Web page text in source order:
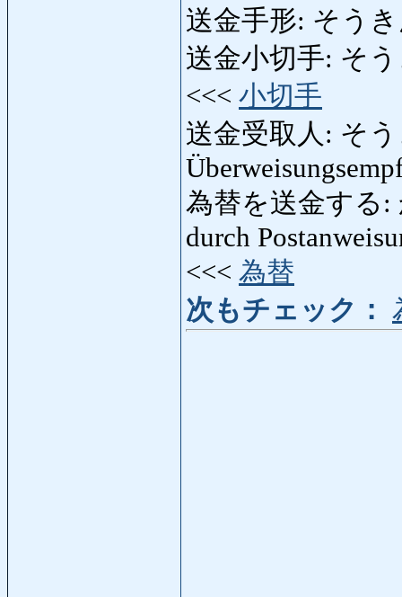
送金手形: そうき
送金小切手: そう
<<< 小切手
送金受取人: そ
為替を送金する:
durch
<<< 為替
次もチェック：